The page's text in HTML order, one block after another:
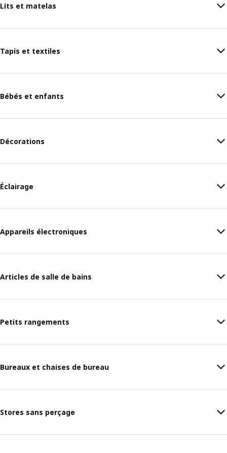
Lits et matelas
Tapis et textiles
Bébés et enfants
Décorations
Éclairage
Appareils électroniques
Articles de salle de bains
Petits rangements
Bureaux et chaises de bureau
Stores sans perçage